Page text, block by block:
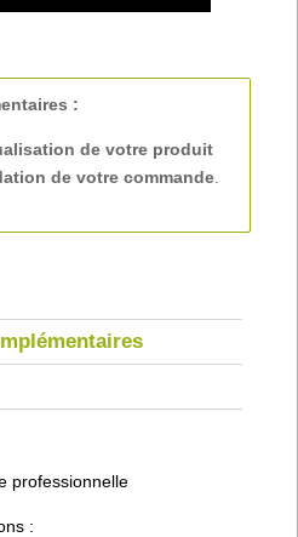
:
de votre produit
de votre commande
professionnelle
: